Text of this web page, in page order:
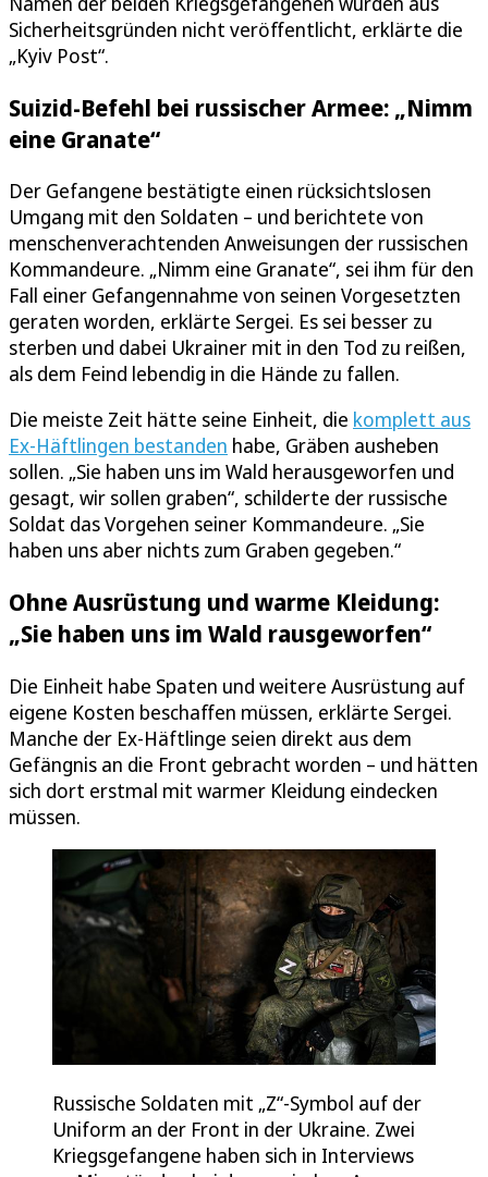
Sicherheitsgründen nicht veröffentlicht, erklärte die
„Kyiv Post“.
Suizid-Befehl bei russischer Armee: „Nimm
eine Granate“
Der Gefangene bestätigte einen rücksichtslosen
Umgang mit den Soldaten – und berichtete von
menschenverachtenden Anweisungen der russischen
Kommandeure. „Nimm eine Granate“, sei ihm für den
Fall einer Gefangennahme von seinen Vorgesetzten
geraten worden, erklärte Sergei. Es sei besser zu
sterben und dabei Ukrainer mit in den Tod zu reißen,
als dem Feind lebendig in die Hände zu fallen.
Die meiste Zeit hätte seine Einheit, die komplett aus
Ex-Häftlingen bestanden habe, Gräben ausheben
sollen. „Sie haben uns im Wald herausgeworfen und
gesagt, wir sollen graben“, schilderte der russische
Soldat das Vorgehen seiner Kommandeure. „Sie
haben uns aber nichts zum Graben gegeben.“
Ohne Ausrüstung und warme Kleidung:
„Sie haben uns im Wald rausgeworfen“
Die Einheit habe Spaten und weitere Ausrüstung auf
eigene Kosten beschaffen müssen, erklärte Sergei.
Manche der Ex-Häftlinge seien direkt aus dem
Gefängnis an die Front gebracht worden – und hätten
sich dort erstmal mit warmer Kleidung eindecken
müssen.
Russische Soldaten mit „Z“-Symbol auf der
Uniform an der Front in der Ukraine. Zwei
Kriegsgefangene haben sich in Interviews